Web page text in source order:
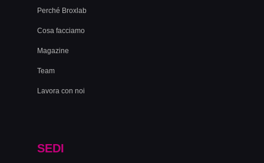
Perché Broxlab
Cosa facciamo
Magazine
Team
Lavora con noi
SEDI